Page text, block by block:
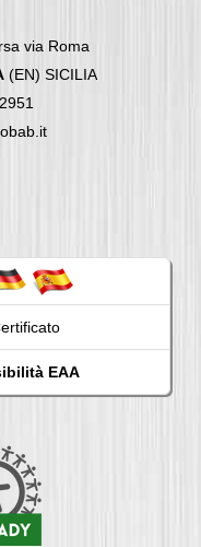
via Roma
(EN) SICILIA
EAA